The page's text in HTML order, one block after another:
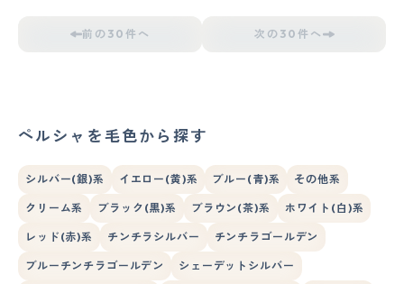
前の30件へ 次の30件へ
ペルシャを毛色から探す
シルバー(銀)系 イエロー(黄)系 ブルー(青)系 その他系
クリーム系 ブラック(黒)系 ブラウン(茶)系 ホワイト(白)系
レッド(赤)系 チンチラシルバー チンチラゴールデン
ブルーチンチラゴールデン シェーデットシルバー